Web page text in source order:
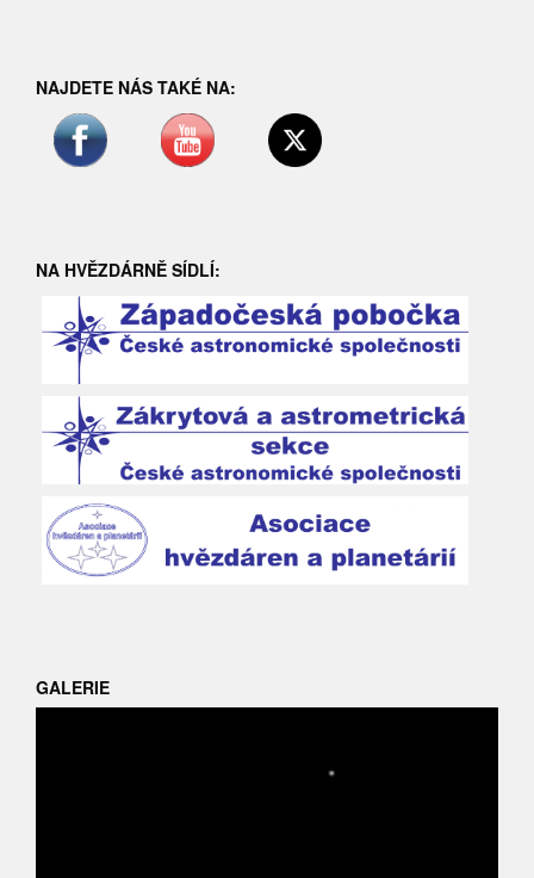
NAJDETE NÁS TAKÉ NA:
NA HVĚZDÁRNĚ SÍDLÍ:
GALERIE